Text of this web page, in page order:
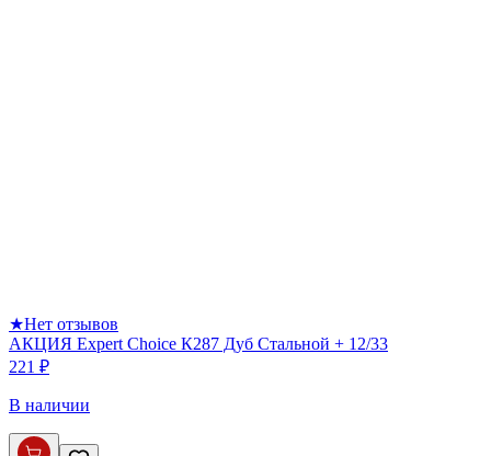
★Нет отзывов
АКЦИЯ Expert Choice К287 Дуб Стальной + 12/33
221 ₽
В наличии